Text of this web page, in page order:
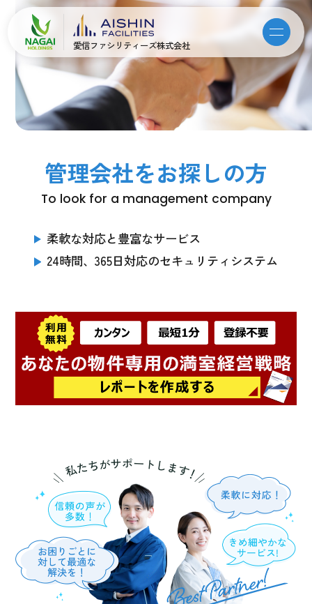
愛信ファシリティーズ株式会社
管理会社をお探しの方
To look for a management company
柔軟な対応と豊富なサービス
24時間、365日対応のセキュリティシステム